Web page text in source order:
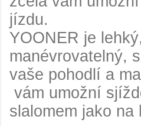
jízdu.
YOONER je
manévrovatelný,
vaše pohodlí a
vám umožní
slalomem jako na